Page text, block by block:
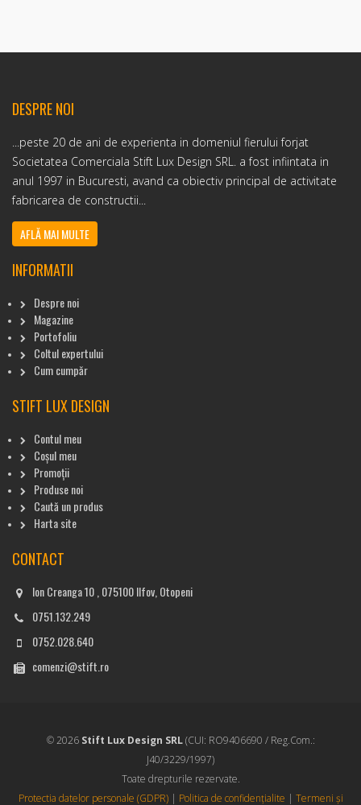
DESPRE NOI
...peste 20 de ani de experienta in domeniul fierului forjat
Societatea Comerciala Stift Lux Design SRL. a fost infiintata in
anul 1997 in Bucuresti, avand ca obiectiv principal de activitate
fabricarea de constructii...
AFLĂ MAI MULTE
INFORMATII
Despre noi
Magazine
Portofoliu
Coltul expertului
Cum cumpăr
STIFT LUX DESIGN
Contul meu
Coșul meu
Promoții
Produse noi
Caută un produs
Harta site
CONTACT
Ion Creanga 10 , 075100 Ilfov, Otopeni
0751.132.249
0752.028.640
comenzi@stift.ro
© 2026 Stift Lux Design SRL(CUI: RO9406690 / Reg.Com.:
J40/3229/1997)
Toate drepturile rezervate.
Protectia datelor personale (GDPR)| Politica de confidențialite | Termeni și